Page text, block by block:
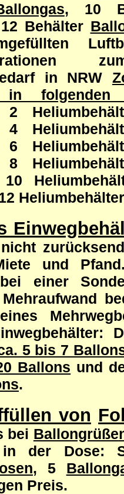
, 10
Behälter
in NRW
in folgenden
und
einer
5 bis 7
Ballons und
.
von
bei Ballongrüße
in der Dose:
n, 5
Preis.